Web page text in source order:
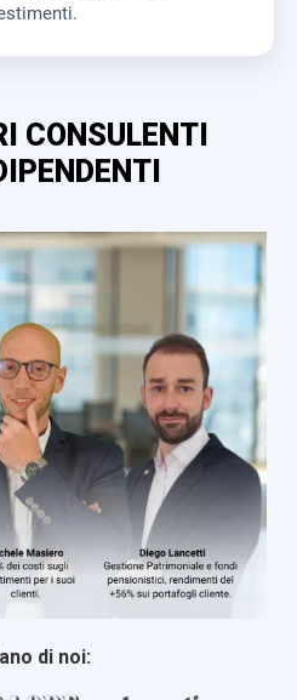
CONSULENTI
di noi: